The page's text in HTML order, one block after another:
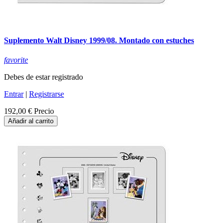
Suplemento Walt Disney 1999/08. Montado con estuches
favorite
Debes de estar registrado
Entrar| Registrarse
192,00 € Precio
Añadir al carrito